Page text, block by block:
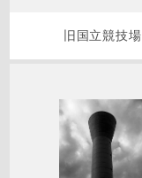
旧国立競技場